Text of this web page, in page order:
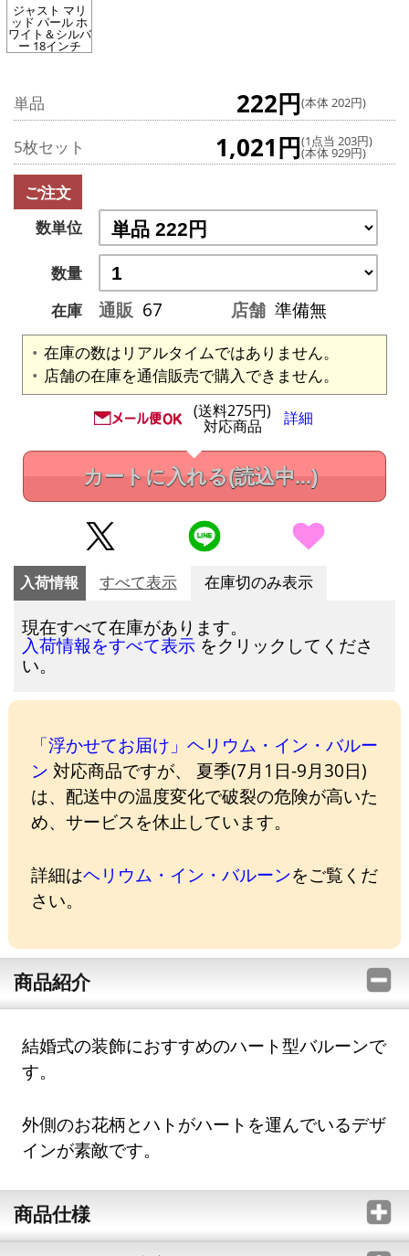
ジャスト マリ
ッド パール ホ
ワイト＆シルバ
ー 18インチ
単品 222円(本体 202円)
5枚セット 1,021円(1点当 203円)
(本体 929円)
ご注文
数単位
数量
在庫
通販 67 店舗 準備無
在庫の数はリアルタイムではありません。
店舗の在庫を通信販売で購入できません。
(送料275円)
対応商品 詳細
カートに入れる(読込中...)
入荷情報 すべて表示 在庫切のみ表示
現在すべて在庫があります。
入荷情報をすべて表示 をクリックしてくださ
い。
「浮かせてお届け」ヘリウム・イン・バルー
ン 対応商品ですが、 夏季(7月1日-9月30日)
は、配送中の温度変化で破裂の危険が高いた
め、サービスを休止しています。
詳細はヘリウム・イン・バルーンをご覧くだ
さい。
商品紹介
結婚式の装飾におすすめのハート型バルーンで
す。
外側のお花柄とハトがハートを運んでいるデザ
インが素敵です。
商品仕様